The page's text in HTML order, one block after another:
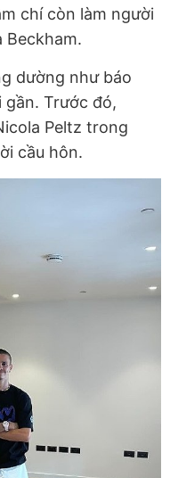
chí còn làm người
Beckham.
dường như báo
Trước đó,
Peltz trong
cầu hôn.